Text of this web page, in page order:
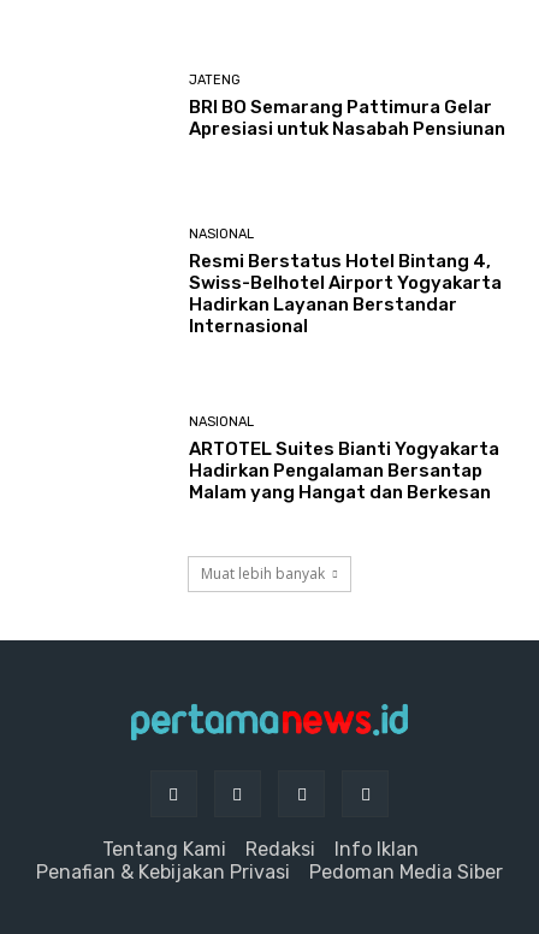
JATENG
BRI BO Semarang Pattimura Gelar
Apresiasi untuk Nasabah Pensiunan
NASIONAL
Resmi Berstatus Hotel Bintang 4,
Swiss-Belhotel Airport Yogyakarta
Hadirkan Layanan Berstandar
Internasional
NASIONAL
ARTOTEL Suites Bianti Yogyakarta
Hadirkan Pengalaman Bersantap
Malam yang Hangat dan Berkesan
Muat lebih banyak
Tentang Kami Redaksi
Info Iklan
Penafian & Kebijakan Privasi
Pedoman Media Siber